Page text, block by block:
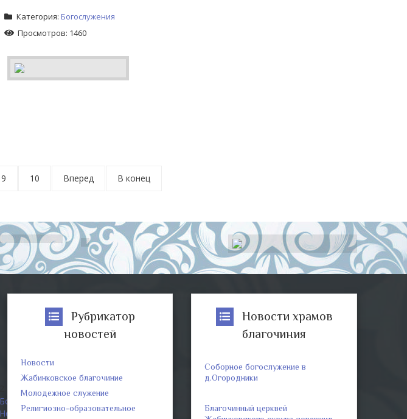
Категория: Богослужения
Просмотров: 1460
9 10 Вперед В конец
Вс
Богослужения
Недели 9-й по
Рубрикатор
новостей
Новости
Жабинковское благочиние
Молодежное служение
Религиозно-образовательное
Новости храмов
благочиния
Соборное богослужение в
д.Огородники
Благочинный церквей